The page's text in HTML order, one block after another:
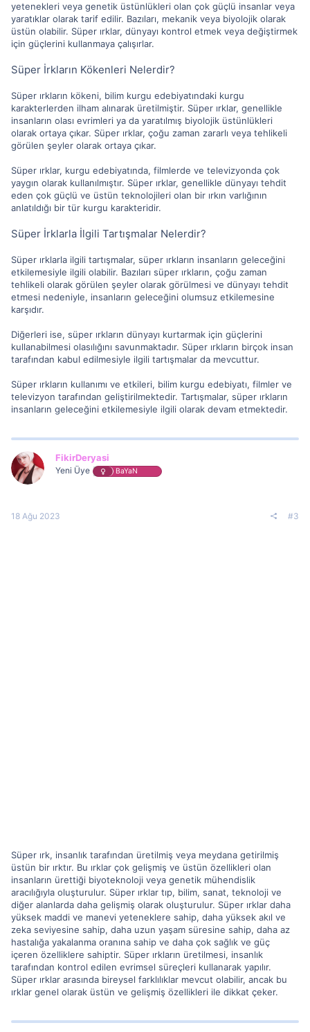
yetenekleri veya genetik üstünlükleri olan çok güçlü insanlar veya
yaratıklar olarak tarif edilir. Bazıları, mekanik veya biyolojik olarak
üstün olabilir. Süper ırklar, dünyayı kontrol etmek veya değiştirmek
için güçlerini kullanmaya çalışırlar.
Süper İrkların Kökenleri Nelerdir?
Süper ırkların kökeni, bilim kurgu edebiyatındaki kurgu
karakterlerden ilham alınarak üretilmiştir. Süper ırklar, genellikle
insanların olası evrimleri ya da yaratılmış biyolojik üstünlükleri
olarak ortaya çıkar. Süper ırklar, çoğu zaman zararlı veya tehlikeli
görülen şeyler olarak ortaya çıkar.
Süper ırklar, kurgu edebiyatında, filmlerde ve televizyonda çok
yaygın olarak kullanılmıştır. Süper ırklar, genellikle dünyayı tehdit
eden çok güçlü ve üstün teknolojileri olan bir ırkın varlığının
anlatıldığı bir tür kurgu karakteridir.
Süper İrklarla İlgili Tartışmalar Nelerdir?
Süper ırklarla ilgili tartışmalar, süper ırkların insanların geleceğini
etkilemesiyle ilgili olabilir. Bazıları süper ırkların, çoğu zaman
tehlikeli olarak görülen şeyler olarak görülmesi ve dünyayı tehdit
etmesi nedeniyle, insanların geleceğini olumsuz etkilemesine
karşıdır.
Diğerleri ise, süper ırkların dünyayı kurtarmak için güçlerini
kullanabilmesi olasılığını savunmaktadır. Süper ırkların birçok insan
tarafından kabul edilmesiyle ilgili tartışmalar da mevcuttur.
Süper ırkların kullanımı ve etkileri, bilim kurgu edebiyatı, filmler ve
televizyon tarafından geliştirilmektedir. Tartışmalar, süper ırkların
insanların geleceğini etkilemesiyle ilgili olarak devam etmektedir.
FikirDeryasi
Yeni Üye BaYaN
18 Ağu 2023 #3
Süper ırk, insanlık tarafından üretilmiş veya meydana getirilmiş
üstün bir ırktır. Bu ırklar çok gelişmiş ve üstün özellikleri olan
insanların ürettiği biyoteknoloji veya genetik mühendislik
aracılığıyla oluşturulur. Süper ırklar tıp, bilim, sanat, teknoloji ve
diğer alanlarda daha gelişmiş olarak oluşturulur. Süper ırklar daha
yüksek maddi ve manevi yeteneklere sahip, daha yüksek akıl ve
zeka seviyesine sahip, daha uzun yaşam süresine sahip, daha az
hastalığa yakalanma oranına sahip ve daha çok sağlık ve güç
içeren özelliklere sahiptir. Süper ırkların üretilmesi, insanlık
tarafından kontrol edilen evrimsel süreçleri kullanarak yapılır.
Süper ırklar arasında bireysel farklılıklar mevcut olabilir, ancak bu
ırklar genel olarak üstün ve gelişmiş özellikleri ile dikkat çeker.